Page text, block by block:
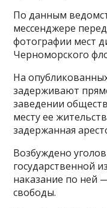
По данным
мессенджере
фотографии мест
Черноморского
На
задерживают
заведении
месту ее
задержанная
Возбуждено
государственной
наказание по ней
свободы.